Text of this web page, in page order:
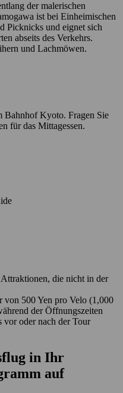
der malerischen
ist bei Einheimischen
Picknicks und eignet sich
abseits des Verkehrs.
und Lachmöwen.
Bahnhof Kyoto. Fragen Sie
für das Mittagessen.
die nicht in der
von 500 Yen pro Velo (1,000
der Öffnungszeiten
oder nach der Tour
in Ihr
auf